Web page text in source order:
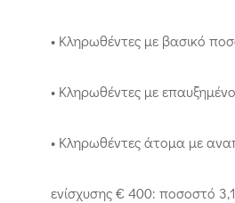
• Κληρωθέντες με βασικό
• Κληρωθέντες με
• Κληρωθέντες άτομα με
ενίσχυσης € 400: ποσοστό